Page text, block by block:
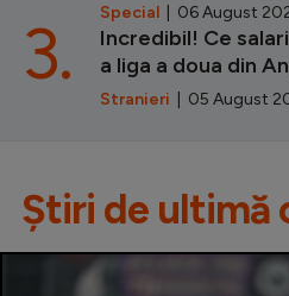
Special | 06 August
Incredibil! Ce
a liga a doua din
Stranieri | 05 August
3.
Știri de ultimă